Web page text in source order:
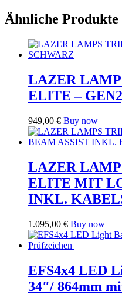
Ähnliche Produkte
LAZER
ELITE –
949,00 € Buy now
LAZER
ELITE MIT
INKL.
1.095,00 € Buy now
EFS4x4 LED
34″/ 864mm